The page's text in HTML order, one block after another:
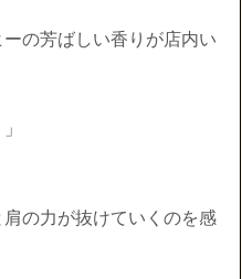
の芳ばしい香りが店内い
の力が抜けていくのを感